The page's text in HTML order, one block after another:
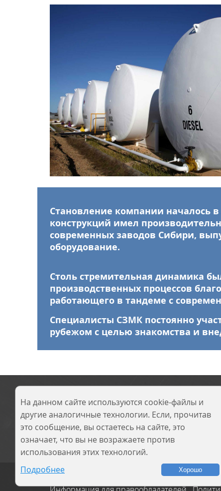
Становление компании началось
конструкций имел
современных заводов Сибири,
оборудование.
Столь стремительная динамика
производственных процессов
работающего в тандеме с
Специалисты СЗМК постоянно
рубежом с целью знакомства и
Производство
металлоконструкций,
сварных балок,
резервуаров, опор ЛЭП
© 2014–2026 ООО «Сибирский завод
На данном сайте используются cookie-файлы и
другие аналогичные технологии. Если, прочитав
это сообщение, вы остаетесь на сайте, это
означает, что вы не возражаете против
использования этих технологий.
Подробнее
Хорошо